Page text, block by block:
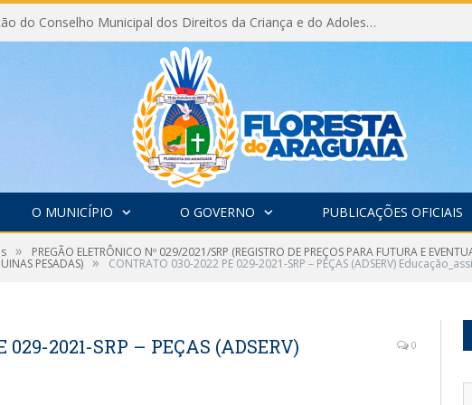
Eleição do Conselho Municipal dos Direitos da Criança e do Adolescente CMDCA 2026
O MUNICÍPIO O GOVERNO PUBLICAÇÕES OFICIAIS
» PREGÃO ELETRÔNICO Nº 029/2021/SRP (REGISTRO DE PREÇOS PARA FUTURA E
PESADAS) » CONTRATO 030-2022 PE 029-2021-SRP – PEÇAS (ADSERV)
029-2021-SRP – PEÇAS (ADSERV)
0